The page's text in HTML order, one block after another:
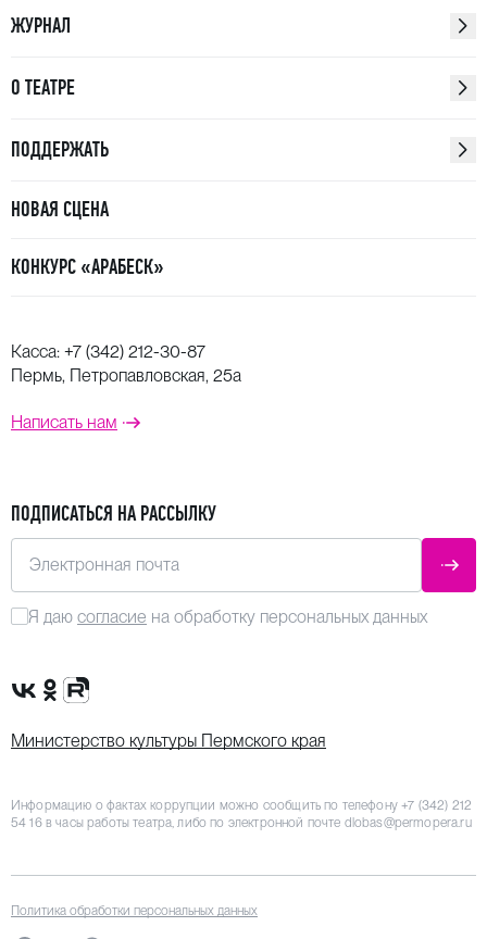
ЖУРНАЛ
О ТЕАТРЕ
ПОДДЕРЖАТЬ
НОВАЯ СЦЕНА
КОНКУРС «АРАБЕСК»
Касса: +7 (342) 212-30-87
Пермь, Петропавловская, 25а
Написать нам
ПОДПИСАТЬСЯ НА РАССЫЛКУ
Электронная почта
Я даю согласие на обработку персональных данных
Сообщество VK
Группа в одноклассниках
Канал Rutube
Министерство культуры Пермского края
Информацию о фактах коррупции можно сообщить по телефону+7 (342) 212
54 16в часы работы театра, либо по электронной почте dlobas@permopera.ru
Политика обработки персональных данных